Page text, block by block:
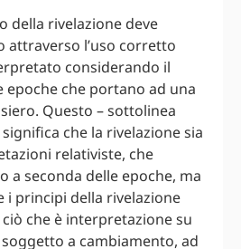
della rivelazione deve
attraverso l’uso corretto
considerando il
epoche che portano ad una
Questo – sottolinea
che la rivelazione sia
relativiste, che
a seconda delle epoche, ma
i principi della rivelazione
che è interpretazione su
a cambiamento, ad